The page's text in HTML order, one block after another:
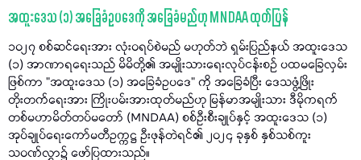
အထူးဒေသ (၁) အခြေခံဥပဒေကို အခြေခံမည်ဟု MNDAA ထုတ်ပြန်
၁၀၂၇ စစ်ဆင်ရေးအား လုံးဝရပ်စဲမည် မဟုတ်ဘဲ ရှမ်းပြည်နယ် အထူးဒေသ
(၁) အာဏာရရေးသည် မိမိတို့၏ အမျိုးသားရေးလုပ်ငန်းစဉ် ပထမခြေလှမ်း
ဖြစ်ကာ "အထူးဒေသ (၁) အခြေခံဥပဒေ" ကို အခြေခံပြီး ဒေသဖွံ့ဖြိုး
တိုးတက်ရေးအား ကြိုးပမ်းအားထုတ်မည်ဟု မြန်မာအမျိုးသား ဒီမိုကရက်
တစ်မဟာမိတ်တပ်မတော် (MNDAA) စစ်ဦးစီးချုပ်နှင့် အထူးဒေသ (၁)
အုပ်ချုပ်ရေးကော်မတီဥက္ကဋ္ဌ ဦးဖုန်တဲရင်၏ ၂၀၂၄ ခုနှစ် နှစ်သစ်ကူး
သဝဏ်လွှာ၌ ဖော်ပြထားသည်။